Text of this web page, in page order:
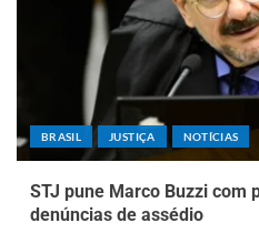
BRASIL JUSTIÇA NOTÍCIAS
STJ pune Marco Buzzi com
denúncias de assédio